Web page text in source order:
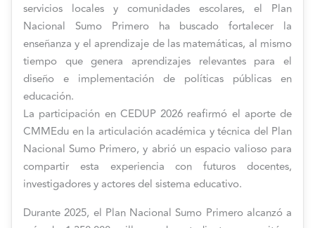
servicios locales y comunidades escolares, el Plan
Nacional Sumo Primero ha buscado fortalecer la
enseñanza y el aprendizaje de las matemáticas, al mismo
tiempo que genera aprendizajes relevantes para el
diseño e implementación de políticas públicas en
educación.
La participación en CEDUP 2026 reafirmó el aporte de
CMMEdu en la articulación académica y técnica del Plan
Nacional Sumo Primero, y abrió un espacio valioso para
compartir esta experiencia con futuros docentes,
investigadores y actores del sistema educativo.
Durante 2025, el Plan Nacional Sumo Primero alcanzó a